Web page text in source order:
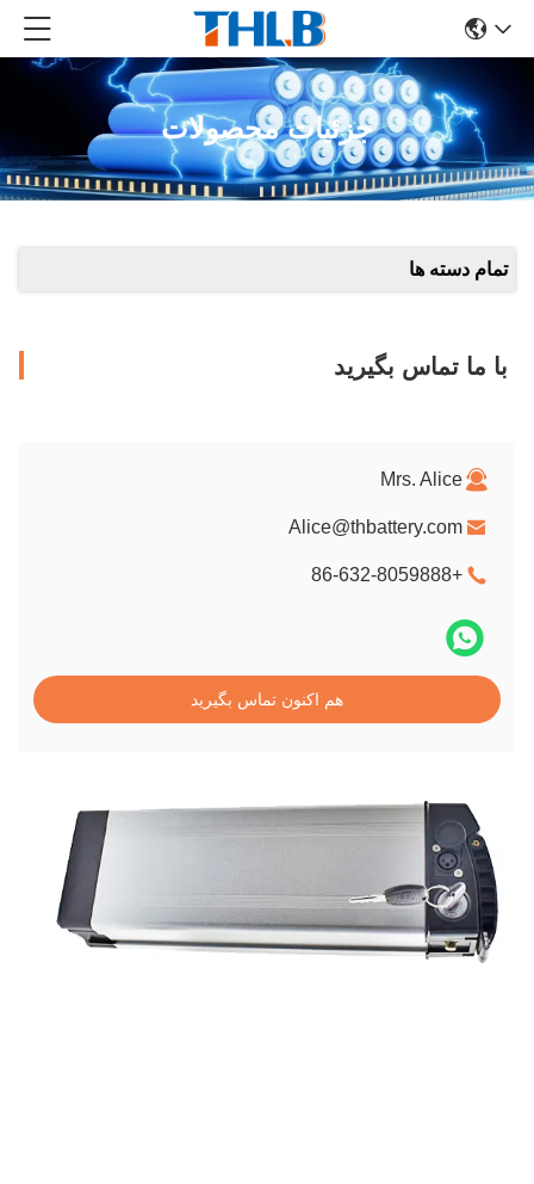
جزئیات محصولات
تمام دسته ها
با ما تماس بگیرید
Mrs. Alice
Alice@thbattery.com
+86-632-8059888
هم اکنون تماس بگیرید